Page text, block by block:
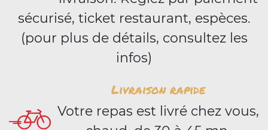
sécurisé, ticket restaurant, espèces.
(pour plus de détails, consultez les
infos)
Livraison rapide
Votre repas est livré chez vous,